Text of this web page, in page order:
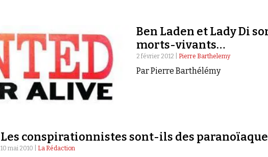
Ben Laden et Lady Di
morts-vivants…
2 février 2012 | Pierre Barthelemy
Par Pierre Barthélémy
Les conspirationnistes sont-ils des
10 mai 2010 | La Rédaction